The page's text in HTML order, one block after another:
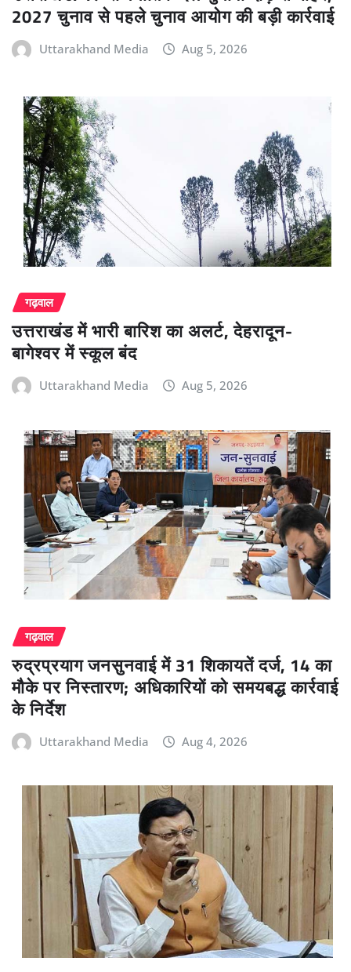
2027 चुनाव से पहले चुनाव आयोग की बड़ी कार्रवाई
Uttarakhand Media Aug 5, 2026
गढ़वाल
उत्तराखंड में भारी बारिश का अलर्ट, देहरादून-
बागेश्वर में स्कूल बंद
Uttarakhand Media Aug 5, 2026
गढ़वाल
रुद्रप्रयाग जनसुनवाई में 31 शिकायतें दर्ज, 14 का
मौके पर निस्तारण; अधिकारियों को समयबद्ध कार्रवाई
के निर्देश
Uttarakhand Media Aug 4, 2026